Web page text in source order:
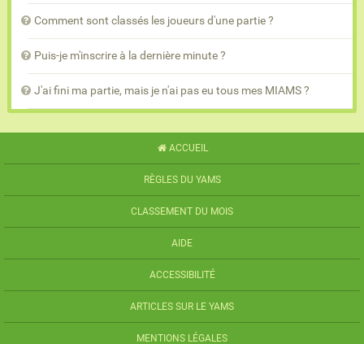
Comment sont classés les joueurs d'une partie ?
Puis-je m'inscrire à la dernière minute ?
J'ai fini ma partie, mais je n'ai pas eu tous mes MIAMS ?
ACCUEIL
RÈGLES DU YAMS
CLASSEMENT DU MOIS
AIDE
ACCESSIBILITÉ
ARTICLES SUR LE YAMS
MENTIONS LÉGALES